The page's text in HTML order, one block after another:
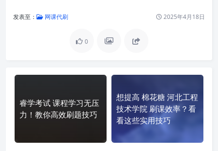
发表至： 网课代刷 2025年4月18日
0
睿学考试 课程学习无压
力！教你高效刷题技巧
想提高 棉花糖 河北工程
技术学院 刷课效率？看
看这些实用技巧